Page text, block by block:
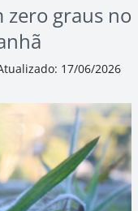
graus no
17/06/2026